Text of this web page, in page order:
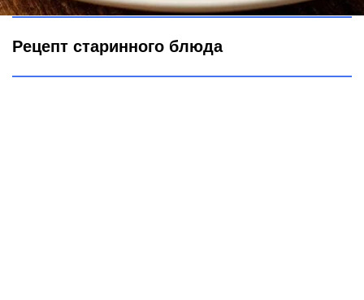
Рецепт старинного блюда